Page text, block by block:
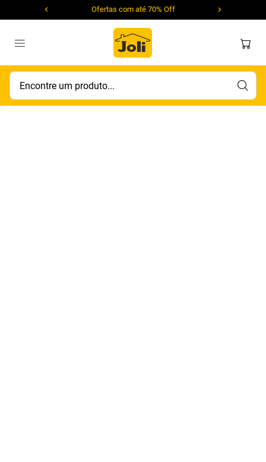
Ofertas com até 70% Off
Encontre um produto...